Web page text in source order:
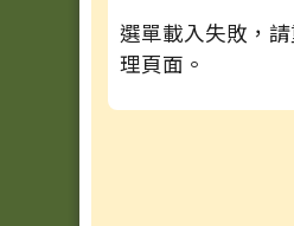
選單載入失敗，
理頁面。